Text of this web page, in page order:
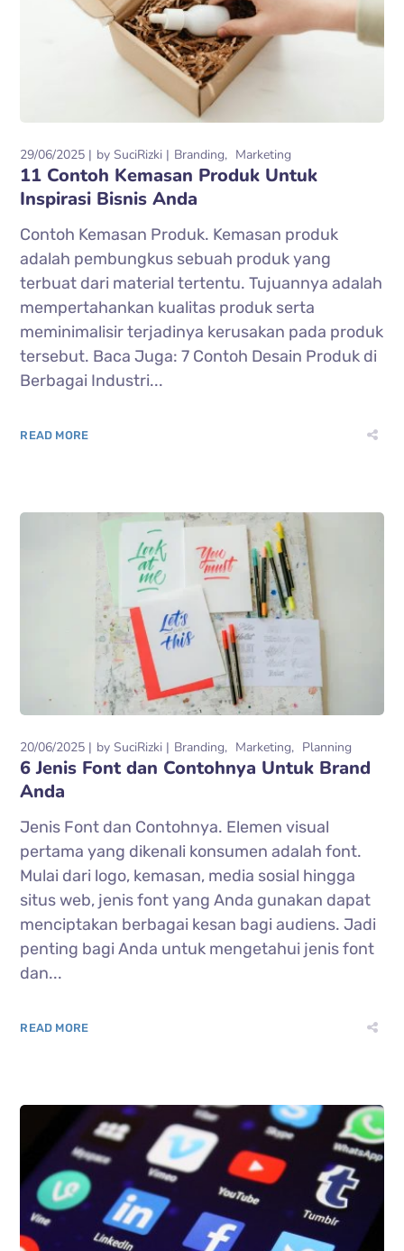
29/06/2025 bySuciRizki Branding Marketing
11 Contoh Kemasan Produk Untuk
Inspirasi Bisnis Anda
Contoh Kemasan Produk. Kemasan produk
adalah pembungkus sebuah produk yang
terbuat dari material tertentu. Tujuannya adalah
mempertahankan kualitas produk serta
meminimalisir terjadinya kerusakan pada produk
tersebut. Baca Juga: 7 Contoh Desain Produk di
Berbagai Industri...
READ MORE
20/06/2025 bySuciRizki Branding Marketing Planning
6 Jenis Font dan Contohnya Untuk Brand
Anda
Jenis Font dan Contohnya. Elemen visual
pertama yang dikenali konsumen adalah font.
Mulai dari logo, kemasan, media sosial hingga
situs web, jenis font yang Anda gunakan dapat
menciptakan berbagai kesan bagi audiens. Jadi
penting bagi Anda untuk mengetahui jenis font
dan...
READ MORE